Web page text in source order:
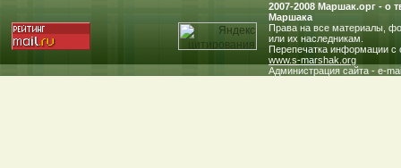
2007-2008 Маршак.oрг - о
Маршака
Права на все материалы,
или их наследникам.
Перепечатка информации с
www.s-marshak.org
Администрация сайта - e-